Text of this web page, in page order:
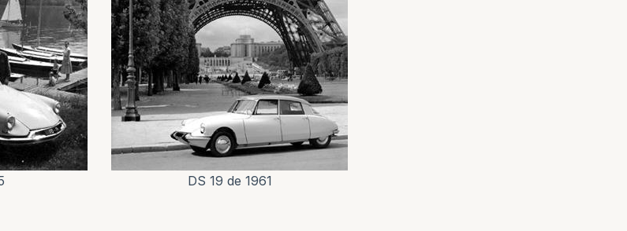
DS 19 de 1961